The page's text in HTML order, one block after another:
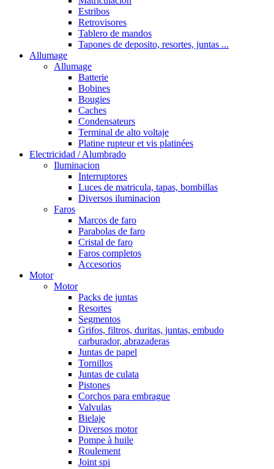
Estribos
Retrovisores
Tablero de mandos
Tapones de deposito, resortes, juntas ...
Allumage
Allumage
Batterie
Bobines
Bougies
Caches
Condensateurs
Terminal de alto voltaje
Platine rupteur et vis platinées
Electricidad / Alumbrado
Iluminacion
Interruptores
Luces de matricula, tapas, bombillas
Diversos iluminacion
Faros
Marcos de faro
Parabolas de faro
Cristal de faro
Faros completos
Accesorios
Motor
Motor
Packs de juntas
Resortes
Segmentos
Grifos, filtros, duritas, juntas, embudo
carburador, abrazaderas
Juntas de papel
Tornillos
Juntas de culata
Pistones
Corchos para embrague
Valvulas
Bielaje
Diversos motor
Pompe à huile
Roulement
Joint spi